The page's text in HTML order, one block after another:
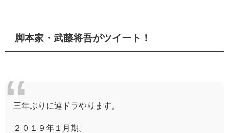
脚本家・武藤将吾がツイート！
三年ぶりに連ドラやります。
２０１９年１月期。